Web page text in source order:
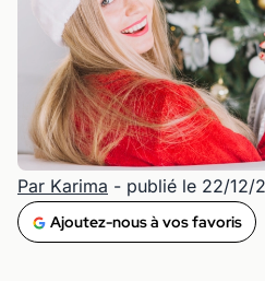
Par Karima - publié le 22/12/
Ajoutez-nous à vos favoris